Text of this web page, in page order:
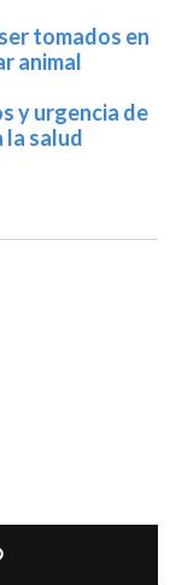
tomados en
animal
y urgencia de
la salud